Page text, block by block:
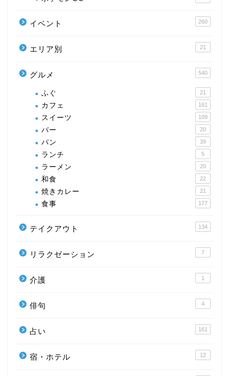
イベント 260
エリア別 21
グルメ 540
ふぐ 21
カフェ 161
スイーツ 109
バー 20
パン 39
ランチ 5
ラーメン 20
和食 22
焼きカレー 21
食事 177
テイクアウト 134
リラクゼーション 7
介護 1
俳句 4
占い 161
宿・ホテル 12